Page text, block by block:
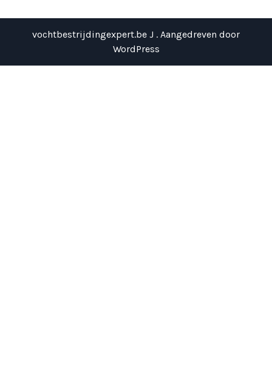
vochtbestrijdingexpert.be J . Aangedreven door
WordPress